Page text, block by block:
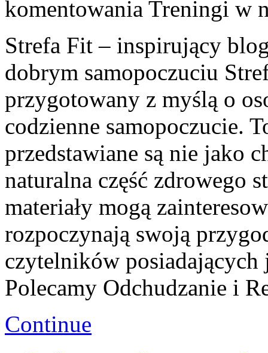
komentowania Treningi w
Strefa Fit – inspirujący
dobrym samopoczuciu
przygotowany z myślą o
codzienne samopoczucie.
przedstawiane są nie jako
naturalna część zdrowego
materiały mogą
rozpoczynają swoją
czytelników
Polecamy Odchudzanie i
Continue